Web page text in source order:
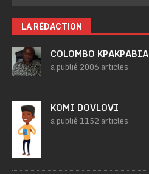
LA RÉDACTION
COLOMBO KPAKPABIA
a publié 2006 articles
KOMI DOVLOVI
a publié 1152 articles